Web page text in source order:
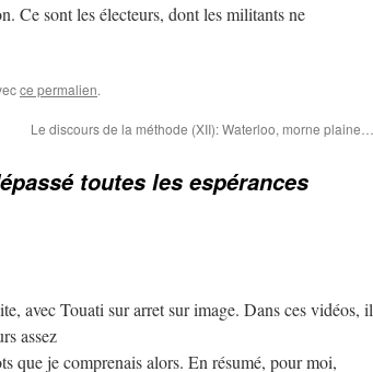
Ce sont les électeurs, dont les militants ne
ce permalien.
Le discours de la méthode (XII): Waterloo, morne plaine…
toutes les espérances
avec Touati sur arret sur image. Dans ces vidéos, il
assez
que je comprenais alors. En résumé, pour moi,